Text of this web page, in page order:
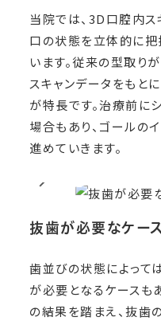
当院では、3D口腔内ス
口の状態を立体的に把
います。従来の型取り
スキャンデータをもと
が特長です。治療前に
場合もあり、ゴールの
進めていきます。
抜歯が必要なケー
歯並びの状態によって
が必要となるケースも
の結果を踏まえ、抜歯